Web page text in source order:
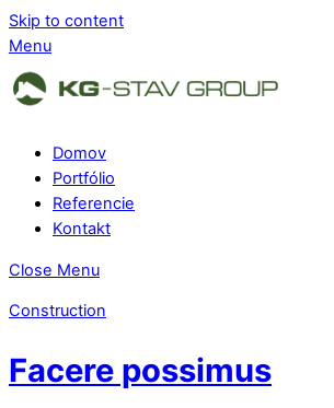
Skip to content
Menu
Domov
Portfólio
Referencie
Kontakt
Close Menu
Construction
Facere possimus